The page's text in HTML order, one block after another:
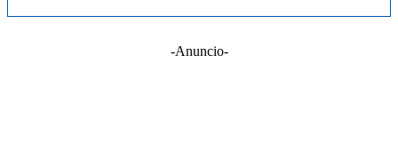
-Anuncio-